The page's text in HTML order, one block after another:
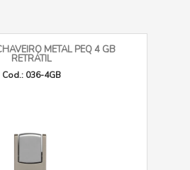
METAL PEQ 4 GB
RETRÁTIL
Cod.: 036-4GB